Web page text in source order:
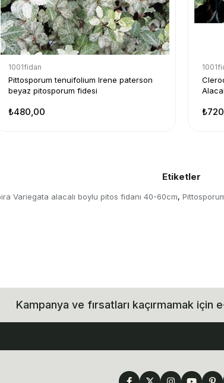
1001fidan
Pittosporum tenuifolium Irene paterson
beyaz pitosporum fidesi
₺480,00
Etiketler
Variegata alacalı boylu pitos fidanı 40-60cm,
Kampanya ve fırsatları kaçırmamak için